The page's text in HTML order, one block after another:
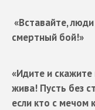
«Вставайте,
смертный бой!»
«Идите и скажите
жива! Пусть без
если кто с мечом